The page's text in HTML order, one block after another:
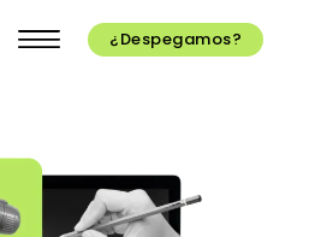
¿Despegamos?